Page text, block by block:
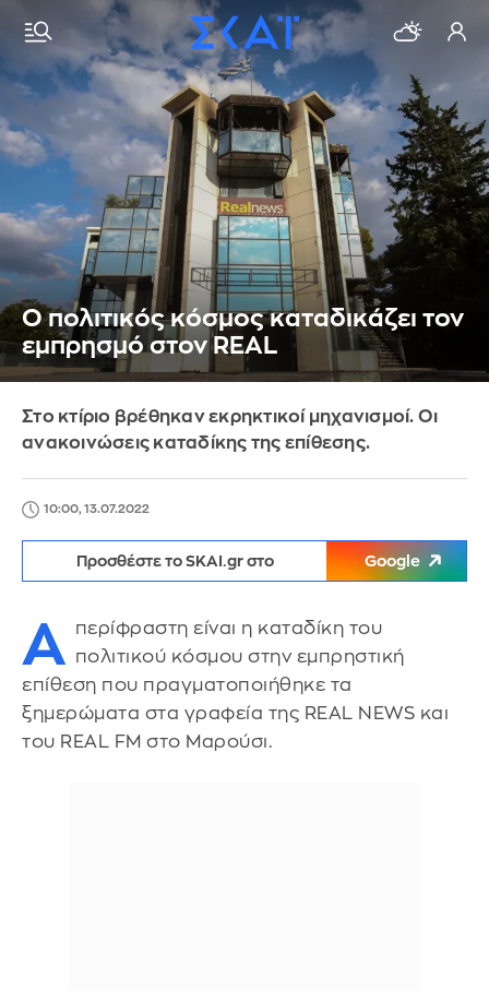
Ο πολιτικός κόσμος καταδικάζει τον
εμπρησμό στον REAL
Στο κτίριο βρέθηκαν εκρηκτικοί μηχανισμοί. Οι
ανακοινώσεις καταδίκης της επίθεσης.
10:00, 13.07.2022
Προσθέστε το SKAI.gr στο Google
Α περίφραστη είναι η καταδίκη του
πολιτικού κόσμου στην εμπρηστική
επίθεση που πραγματοποιήθηκε τα
ξημερώματα στα γραφεία της REAL NEWS και
του REAL FM στο Μαρούσι.